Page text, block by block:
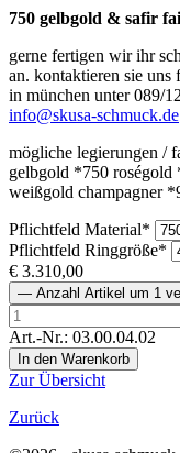
750 gelbgold & safir
gerne fertigen wir ihr
an. kontaktieren sie uns
in münchen unter 089/
info@skusa-schmuck.de
mögliche legierungen /
gelbgold *750
weißgold champagner
Pflichtfeld Material*
Pflichtfeld Ringgröße*
€ 3.310,00
— Anzahl Artikel um 1
Art.-Nr.: 03.00.04.02
Zur Übersicht
Zurück